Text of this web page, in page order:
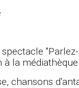
la
chansons